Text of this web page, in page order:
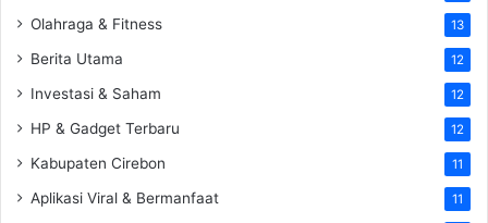
Olahraga & Fitness 13
Berita Utama 12
Investasi & Saham 12
HP & Gadget Terbaru 12
Kabupaten Cirebon 11
Aplikasi Viral & Bermanfaat 11